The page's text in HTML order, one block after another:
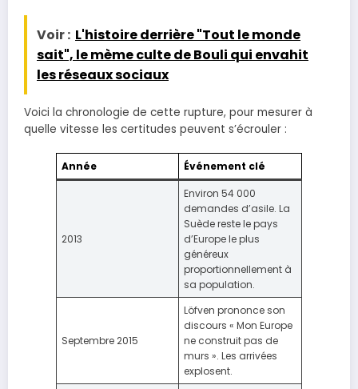
Voir : L'histoire derrière "Tout le monde
sait", le mème culte de Bouli qui envahit
les réseaux sociaux
Voici la chronologie de cette rupture, pour mesurer à
quelle vitesse les certitudes peuvent s’écrouler :
Année Événement clé
2013
Environ 54 000
demandes d’asile. La
Suède reste le pays
d’Europe le plus
généreux
proportionnellement à
sa population.
Septembre 2015
Löfven prononce son
discours « Mon Europe
ne construit pas de
murs ». Les arrivées
explosent.